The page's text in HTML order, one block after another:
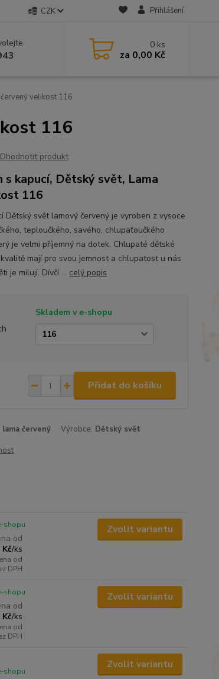
CZK Přihlášení
0 ks
za 0,00 Kč
červený velikost 116
116
Ohodnotit produkt
s kapucí, Dětský svět, Lama
116
Dětský svět lamový červený je vyroben z vysoce
teploučkého, savého, chlupaťoučkého
je velmi příjemný na dotek. Chlupaté dětské
mají pro svou jemnost a chlupatost u nás
je milují. Dívčí ... celý popis
Skladem v e-shopu
Přidat do košíku
lama červený
Výrobce: Dětský svět
od
Kč/ks
od
DPH
shopu Zvolit variantu
od
Kč/ks
od
DPH
shopu Zvolit variantu
shopu
Zvolit variantu